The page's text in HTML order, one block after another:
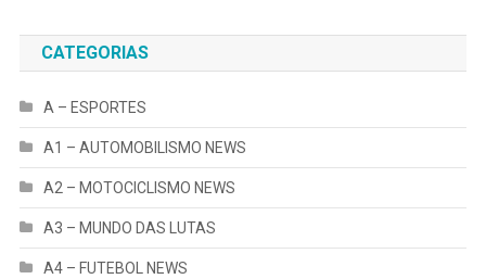
CATEGORIAS
A – ESPORTES
A1 – AUTOMOBILISMO NEWS
A2 – MOTOCICLISMO NEWS
A3 – MUNDO DAS LUTAS
A4 – FUTEBOL NEWS